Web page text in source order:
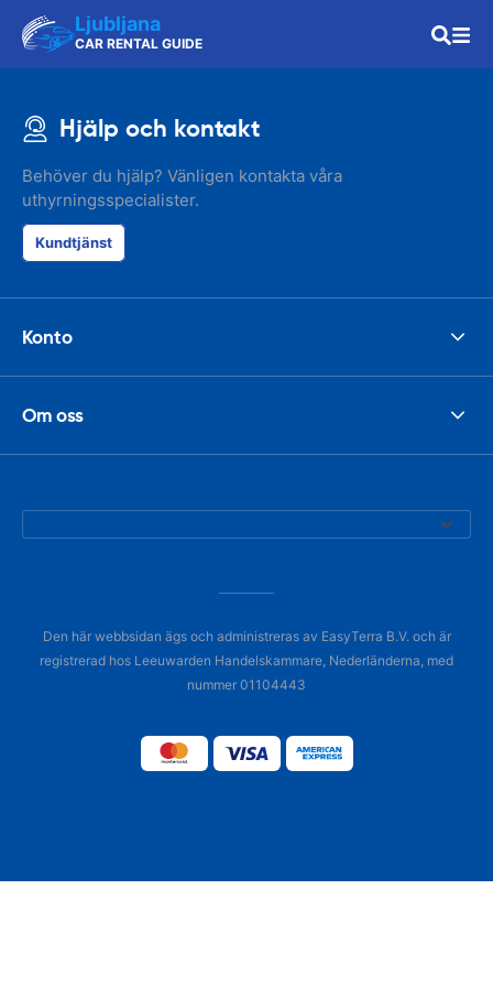
Ljubljana
CAR RENTAL GUIDE
Hjälp och kontakt
Behöver du hjälp? Vänligen kontakta våra
uthyrningsspecialister.
Kundtjänst
Konto
Om oss
Den här webbsidan ägs och administreras av EasyTerra B.V. och är
registrerad hos Leeuwarden Handelskammare, Nederländerna, med
nummer 01104443